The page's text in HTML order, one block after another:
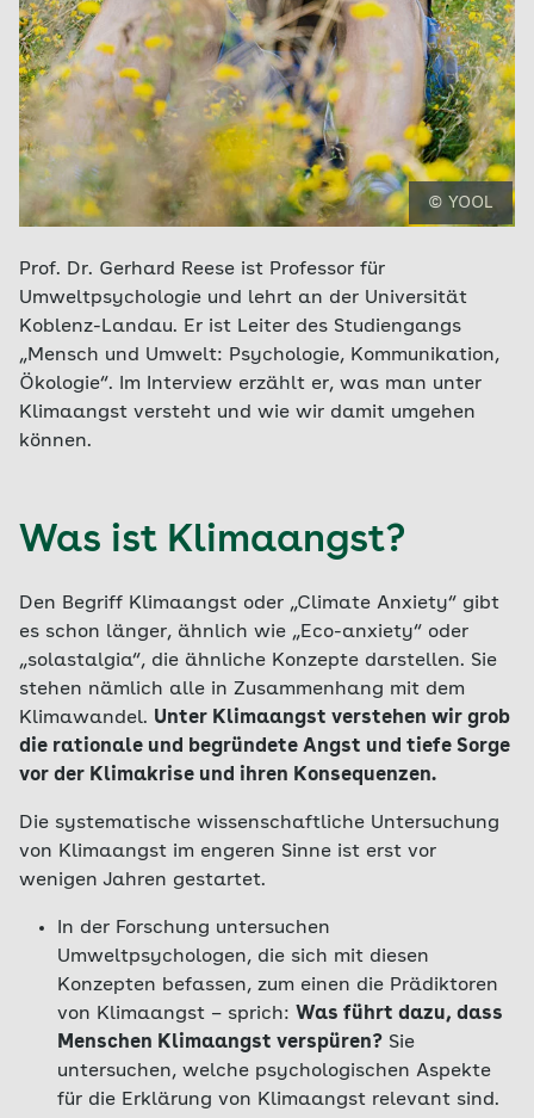
© YOOL
Prof. Dr. Gerhard Reese ist Professor für
Umweltpsychologie und lehrt an der Universität
Koblenz-Landau. Er ist Leiter des Studiengangs
„Mensch und Umwelt: Psychologie, Kommunikation,
Ökologie“. Im Interview erzählt er, was man unter
Klimaangst versteht und wie wir damit umgehen
können.
Was ist Klimaangst?
Den Begriff Klimaangst oder „Climate Anxiety“ gibt
es schon länger, ähnlich wie „Eco-anxiety“ oder
„solastalgia“, die ähnliche Konzepte darstellen. Sie
stehen nämlich alle in Zusammenhang mit dem
Klimawandel. Unter Klimaangst verstehen wir grob
die rationale und begründete Angst und tiefe Sorge
vor der Klimakrise und ihren Konsequenzen.
Die systematische wissenschaftliche Untersuchung
von Klimaangst im engeren Sinne ist erst vor
wenigen Jahren gestartet.
In der Forschung untersuchen
Umweltpsychologen, die sich mit diesen
Konzepten befassen, zum einen die Prädiktoren
von Klimaangst – sprich: Was führt dazu, dass
Menschen Klimaangst verspüren? Sie
untersuchen, welche psychologischen Aspekte
für die Erklärung von Klimaangst relevant sind.